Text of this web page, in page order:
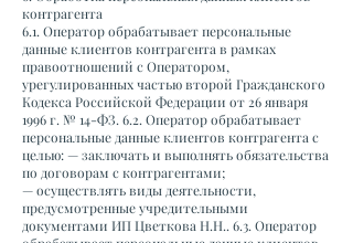
контрагента
6.1. Оператор обрабатывает персональные
данные клиентов контрагента в рамках
правоотношений с Оператором,
урегулированных частью второй Гражданского
Кодекса Российской Федерации от 26 января
1996 г. № 14-ФЗ. 6.2. Оператор обрабатывает
персональные данные клиентов контрагента с
целью: — заключать и выполнять обязательства
по договорам с контрагентами;
— осуществлять виды деятельности,
предусмотренные учредительными
документами ИП Цветкова Н.Н.. 6.3. Оператор